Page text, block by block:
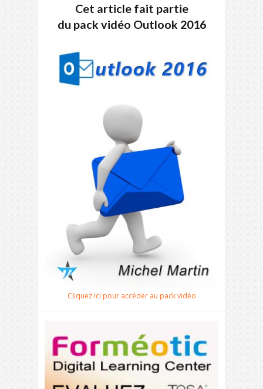
Cet article fait partie
du pack vidéo Outlook 2016
Cliquez ici pour accéder au pack vidéo